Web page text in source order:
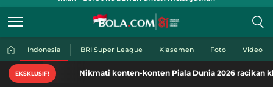
Indonesia BRI Super League Klasemen Foto Video
EKSKLUSIF! Nikmati konten-konten Piala Dunia 2026 racikan khas